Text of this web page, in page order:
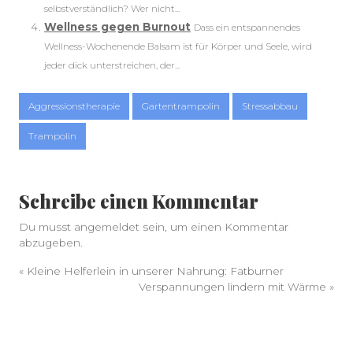
selbstverständlich? Wer nicht...
Wellness gegen Burnout Dass ein entspannendes
Wellness-Wochenende Balsam ist für Körper und Seele, wird
jeder dick unterstreichen, der...
Aggressionstherapie Gartentrampolin Stressabbau
Trampolin
Schreibe einen Kommentar
Du musst angemeldet sein, um einen Kommentar
abzugeben.
« Kleine Helferlein in unserer Nahrung: Fatburner
Verspannungen lindern mit Wärme »